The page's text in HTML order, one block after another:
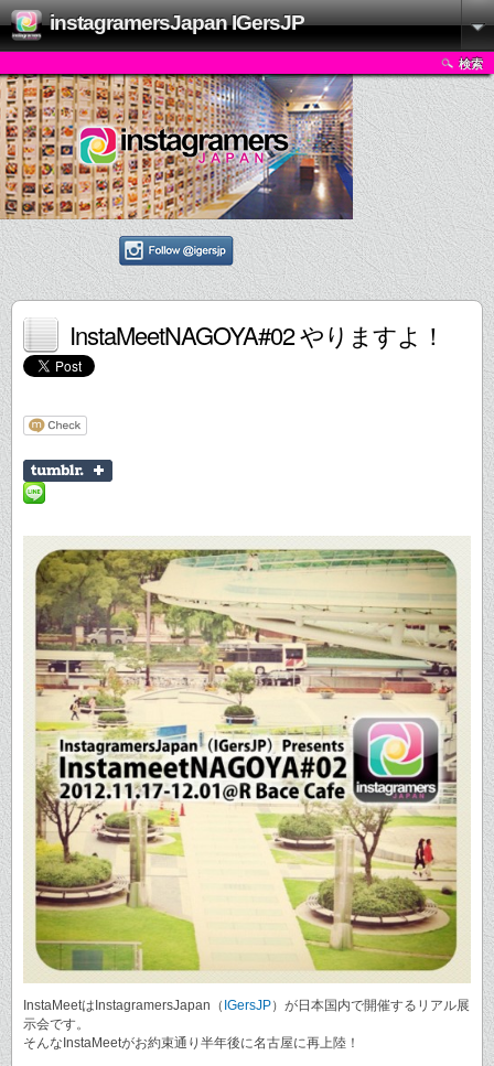
instagramersJapan IGersJP
検索
InstaMeetNAGOYA#02 やりますよ！
InstaMeetはInstagramersJapan（ IGersJP）が日本国内で開催するリアル展
示会です。
そんなInstaMeetがお約束通り半年後に名古屋に再上陸！